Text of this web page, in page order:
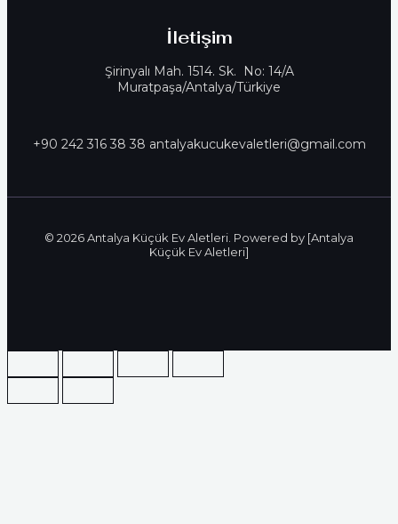
İletişim
Şirinyalı Mah. 1514. Sk. No: 14/A
Muratpaşa/Antalya/Türkiye
+90 242 316 38 38 antalyakucukevaletleri@gmail.com
© 2026 Antalya Küçük Ev Aletleri. Powered by [Antalya
Küçük Ev Aletleri]